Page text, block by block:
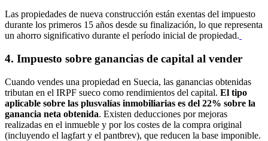
Las propiedades de nueva construcción están exentas del impuesto
durante los primeros 15 años desde su finalización, lo que representa
un ahorro significativo durante el período inicial de propiedad.
4. Impuesto sobre ganancias de capital al vender
Cuando vendes una propiedad en Suecia, las ganancias obtenidas
tributan en el IRPF sueco como rendimientos del capital. El tipo
aplicable sobre las plusvalías inmobiliarias es del 22% sobre la
ganancia neta obtenida. Existen deducciones por mejoras
realizadas en el inmueble y por los costes de la compra original
(incluyendo el lagfart y el pantbrev), que reducen la base imponible.